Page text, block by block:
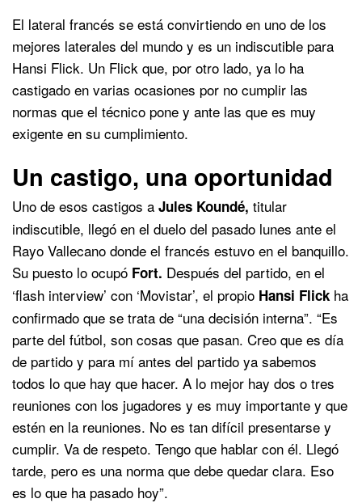
El lateral francés se está convirtiendo en uno de los
mejores laterales del mundo y es un indiscutible para
Hansi Flick. Un Flick que, por otro lado, ya lo ha
castigado en varias ocasiones por no cumplir las
normas que el técnico pone y ante las que es muy
exigente en su cumplimiento.
Un castigo, una oportunidad
Uno de esos castigos a Jules Koundé, titular
indiscutible, llegó en el duelo del pasado lunes ante el
Rayo Vallecano donde el francés estuvo en el banquillo.
Su puesto lo ocupó Fort. Después del partido, en el
‘flash interview’ con ‘Movistar’, el propio Hansi Flick ha
confirmado que se trata de “una decisión interna”. “Es
parte del fútbol, son cosas que pasan. Creo que es día
de partido y para mí antes del partido ya sabemos
todos lo que hay que hacer. A lo mejor hay dos o tres
reuniones con los jugadores y es muy importante y que
estén en la reuniones. No es tan difícil presentarse y
cumplir. Va de respeto. Tengo que hablar con él. Llegó
tarde, pero es una norma que debe quedar clara. Eso
es lo que ha pasado hoy”.